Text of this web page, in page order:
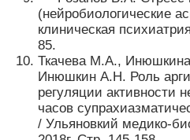
(нейробиологические
клиническая
85.
Ткачева М.А.,
Инюшкин А.Н. Роль
регуляции активности
часов
/ Ульяновкий медико-